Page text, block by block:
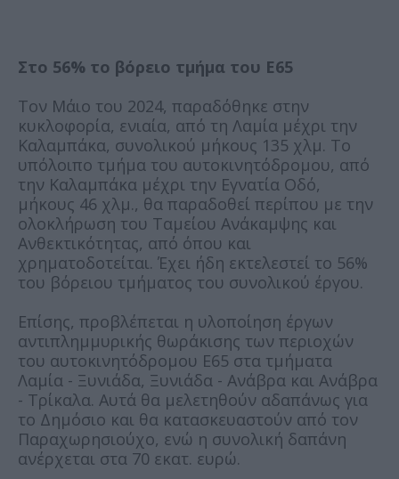
Στο 56% το βόρειο τμήμα του Ε65
Τον Μάιο του 2024, παραδόθηκε στην
κυκλοφορία, ενιαία, από τη Λαμία μέχρι την
Καλαμπάκα, συνολικού μήκους 135 χλμ. Το
υπόλοιπο τμήμα του αυτοκινητόδρομου, από
την Καλαμπάκα μέχρι την Εγνατία Οδό,
μήκους 46 χλμ., θα παραδοθεί περίπου με την
ολοκλήρωση του Ταμείου Ανάκαμψης και
Ανθεκτικότητας, από όπου και
χρηματοδοτείται. Έχει ήδη εκτελεστεί το 56%
του βόρειου τμήματος του συνολικού έργου.
Επίσης, προβλέπεται η υλοποίηση έργων
αντιπλημμυρικής θωράκισης των περιοχών
του αυτοκινητόδρομου Ε65 στα τμήματα
Λαμία - Ξυνιάδα, Ξυνιάδα - Ανάβρα και Ανάβρα
- Τρίκαλα. Αυτά θα μελετηθούν αδαπάνως για
το Δημόσιο και θα κατασκευαστούν από τον
Παραχωρησιούχο, ενώ η συνολική δαπάνη
ανέρχεται στα 70 εκατ. ευρώ.